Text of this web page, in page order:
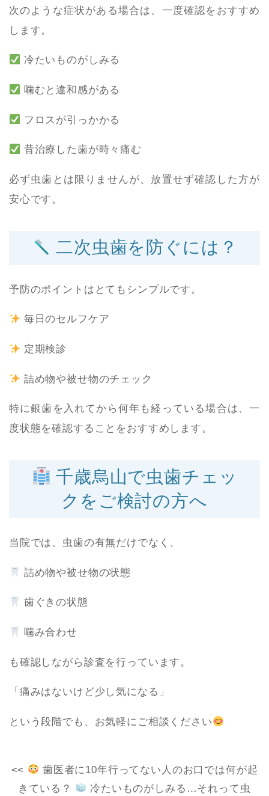
次のような症状がある場合は、一度確認をおすすめ
します。
冷たいものがしみる
噛むと違和感がある
フロスが引っかかる
昔治療した歯が時々痛む
必ず虫歯とは限りませんが、放置せず確認した方が
安心です。
二次虫歯を防ぐには？
予防のポイントはとてもシンプルです。
毎日のセルフケア
定期検診
詰め物や被せ物のチェック
特に銀歯を入れてから何年も経っている場合は、一
度状態を確認することをおすすめします。
千歳烏山で虫歯チェッ
クをご検討の方へ
当院では、虫歯の有無だけでなく、
詰め物や被せ物の状態
歯ぐきの状態
噛み合わせ
も確認しながら診査を行っています。
「痛みはないけど少し気になる」
という段階でも、お気軽にご相談ください
<<
歯医者に10年行ってない人のお口では何が起
きている？
冷たいものがしみる…それって虫